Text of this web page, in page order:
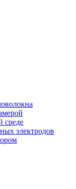
среде
электродов